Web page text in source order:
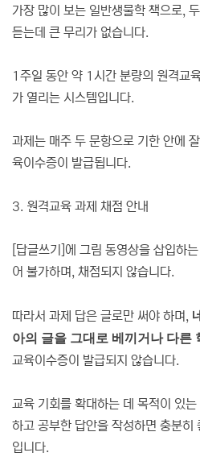
가장 많이 보는 일반생물학 책으로,
듣는데 큰 무리가 없습니다.
1주일 동안 약 1시간 분량의 원격교
가 열리는 시스템입니다.
과제는 매주 두 문항으로 기한 안에
육이수증이 발급됩니다.
3. 원격교육 과제 채점 안내
[답글쓰기]에 그림 동영상을 삽입하
어 불가하며, 채점되지 않습니다.
따라서 과제 답은 글로만 써야 하며,
아의 글을 그대로 베끼거나 다른
교육이수증이 발급되지 않습니다.
교육 기회를 확대하는 데 목적이 있
하고 공부한 답안을 작성하면 충분히
입니다.